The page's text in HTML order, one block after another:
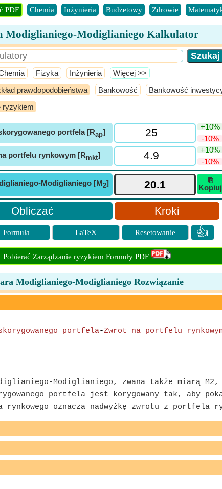
PDF Chemia Inżynieria Budżetowy Zdrowie
Modiglianiego-Modiglianiego Kalkulator
Fizyka Inżynieria ​Więcej >>
prawdopodobieństwa Bankowość Bankowość
ryzykiem
portfela [Rap]
+10%
-10%
portfelu rynkowym [Rmkt]
+10%
-10%
Modiglianiego [M2]
⎘
Kopiuj
Kroki
Formuła LaTeX Resetowanie 👍
Pobierać Zarządzanie ryzykiem Formuły PDF
Modiglianiego-Modiglianiego Rozwiązanie
portfela-Zwrot na portfelu
Modiglianiego, zwana także miarą
portfela jest korygowany tak, aby
oznacza nadwyżkę zwrotu z portfela